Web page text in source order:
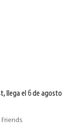
llega el 6 de agosto